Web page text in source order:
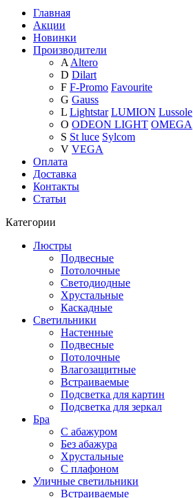
Главная
Акции
Новинки
Производители
AAltero
D Dilart
F F-Promo Favourite
G Gauss
L Lightstar LUMION Lussole
O ODEON LIGHT OMEGA
S St luce Sylcom
V VEGA
Оплата
Доставка
Контакты
Статьи
Категории
Люстры
Подвесные
Потолочные
Светодиодные
Хрустальные
Каскадные
Светильники
Настенные
Подвесные
Потолочные
Влагозащитные
Встраиваемые
Подсветка для картин
Подсветка для зеркал
Бра
С абажуром
Без абажура
Хрустальные
С плафоном
Уличные светильники
Встраиваемые